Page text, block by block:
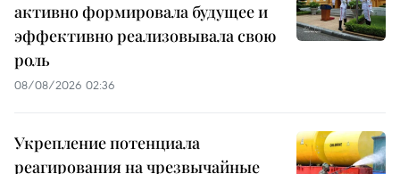
активно формировала будущее и
эффективно реализовывала свою
роль
08/08/2026 02:36
Укрепление потенциала
реагирования на чрезвычайные